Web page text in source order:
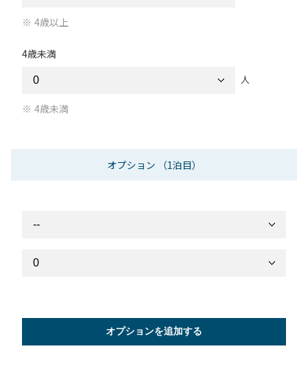
4歳以上
4歳未満
人
4歳未満
オプション （1泊目）
オプションを追加する